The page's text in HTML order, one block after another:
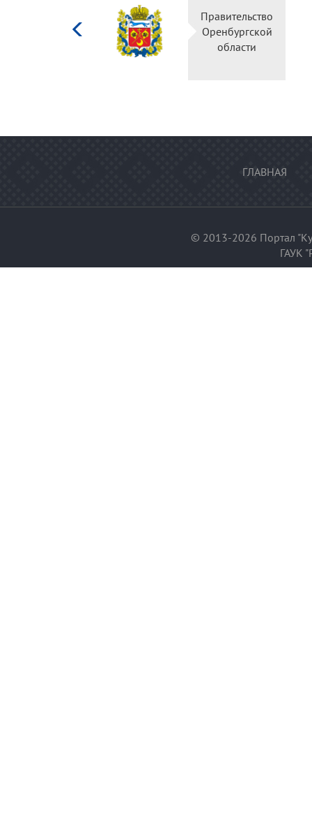
Министерство
культуры
Российской
ГЛАВНАЯ
© 2013-2026 Портал
ГАУК